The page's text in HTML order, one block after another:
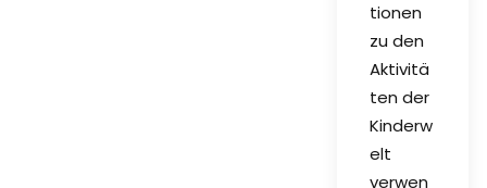
tionen
zu den
Aktivitä
ten der
Kinderw
elt
verwen